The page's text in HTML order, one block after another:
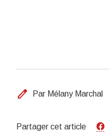
edit Par Mélany Marchal
Partager cet article